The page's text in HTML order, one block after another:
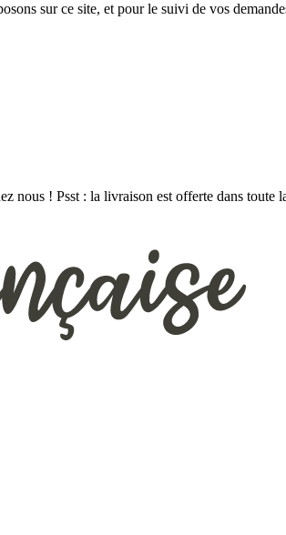
sur ce site, et pour le suivi de vos
nous ! Psst : la livraison est offerte dans toute